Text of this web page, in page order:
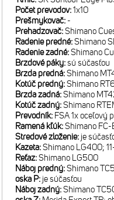
Počet prevodov:1x10
Prešmykovač: -
Prehadzovač:Shimano
Radenie predné:Shimano
Radenie zadné:Shimano
Brzdové páky:sú súčasťou
Brzda predná:Shimano
Kotúč predný:Shimano
Brzda zadná:Shimano
Kotúč zadný:Shimano
Prevodník: FSA 1x oceľový
Ramená kľúk:Shimano
Stredové zloženie: je
Kazeta:Shimano LG400;
Reťaz:Shimano LG500
Náboj predný:Shimano
oska P: je súčasťou
Náboj zadný:Shimano